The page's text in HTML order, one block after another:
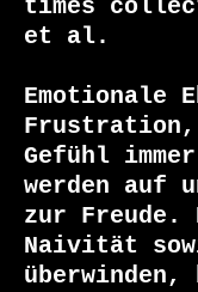
times
et al.
Emotionale
Frustration,
Gefühl
werden auf
zur
Naivität